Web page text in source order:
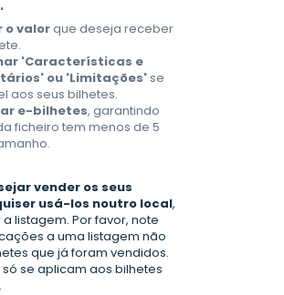
o valorque deseja receber
'Características e
ou 'Limitações' se
aos seus bilhetes.
e-bilhetes, garantindo
ficheiro tem menos de 5
vender os seus
usá-los noutro local,
listagem. Por favor, note
a uma listagem não
que já foram vendidos.
se aplicam aos bilhetes